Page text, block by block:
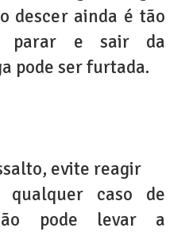
descer ainda é tão
parar e sair da
pode ser furtada.
evite reagir
qualquer caso de
pode levar a